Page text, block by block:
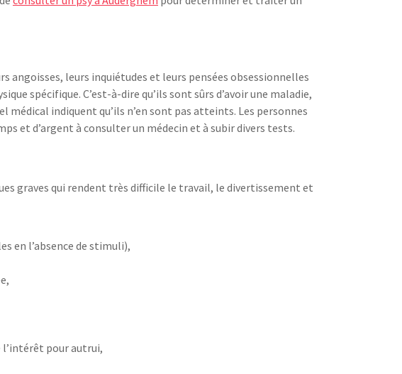
angoisses, leurs inquiétudes et leurs pensées obsessionnelles
spécifique. C’est-à-dire qu’ils sont sûrs d’avoir une maladie,
médical indiquent qu’ils n’en sont pas atteints. Les personnes
et d’argent à consulter un médecin et à subir divers tests.
graves qui rendent très difficile le travail, le divertissement et
en l’absence de stimuli),
l’intérêt pour autrui,